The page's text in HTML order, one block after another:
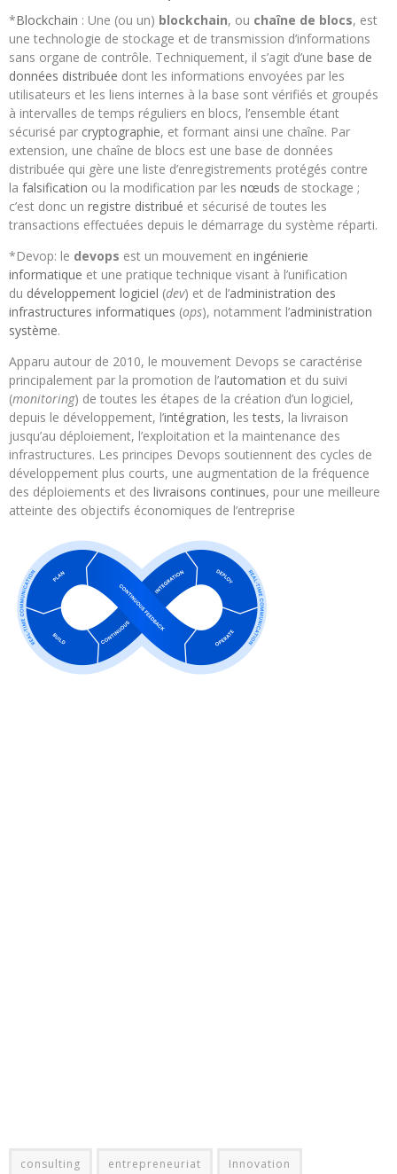
*Blockchain : Une (ou un) blockchain, ou chaîne de blocs, est
une technologie de stockage et de transmission d’informations
sans organe de contrôle. Techniquement, il s’agit d’une base de
données distribuée dont les informations envoyées par les
utilisateurs et les liens internes à la base sont vérifiés et groupés
à intervalles de temps réguliers en blocs, l’ensemble étant
sécurisé par cryptographie, et formant ainsi une chaîne. Par
extension, une chaîne de blocs est une base de données
distribuée qui gère une liste d’enregistrements protégés contre
la falsification ou la modification par les nœuds de stockage ;
c’est donc un registre distribué et sécurisé de toutes les
transactions effectuées depuis le démarrage du système réparti.
*Devop: le devops est un mouvement en ingénierie
informatique et une pratique technique visant à l’unification
du développement logiciel (dev) et de l’administration des
infrastructures informatiques (ops), notamment l’administration
système.
Apparu autour de 2010, le mouvement Devops se caractérise
principalement par la promotion de l’automation et du suivi
(monitoring) de toutes les étapes de la création d’un logiciel,
depuis le développement, l’intégration, lestests, la livraison
jusqu’au déploiement, l’exploitation et la maintenance des
infrastructures. Les principes Devops soutiennent des cycles de
développement plus courts, une augmentation de la fréquence
des déploiements et des livraisons continues, pour une meilleure
atteinte des objectifs économiques de l’entreprise
consulting entrepreneuriat Innovation